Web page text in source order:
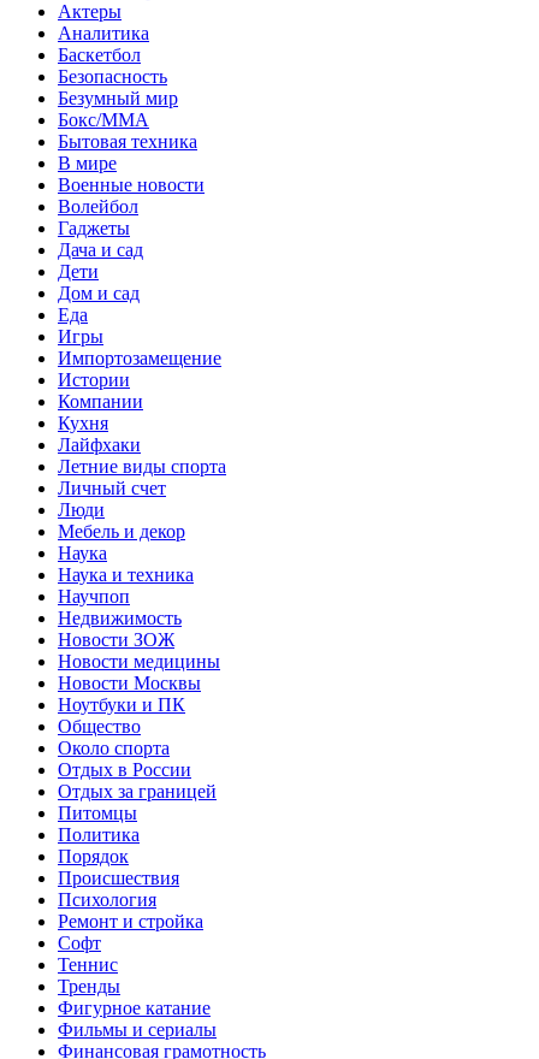
Актеры
Аналитика
Баскетбол
Безопасность
Безумный мир
Бокс/MMA
Бытовая техника
В мире
Военные новости
Волейбол
Гаджеты
Дача и сад
Дети
Дом и сад
Еда
Игры
Импортозамещение
Истории
Компании
Кухня
Лайфхаки
Летние виды спорта
Личный счет
Люди
Мебель и декор
Наука
Наука и техника
Научпоп
Недвижимость
Новости ЗОЖ
Новости медицины
Новости Москвы
Ноутбуки и ПК
Общество
Около спорта
Отдых в России
Отдых за границей
Питомцы
Политика
Порядок
Происшествия
Психология
Ремонт и стройка
Софт
Теннис
Тренды
Фигурное катание
Фильмы и сериалы
Финансовая грамотность